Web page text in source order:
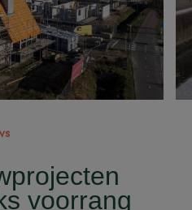
voorrang